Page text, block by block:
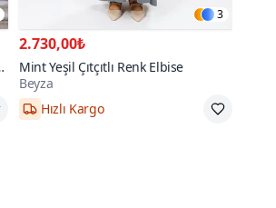
3
2.730,00₺
Mint Yeşil Çıtçıtlı Renk Elbise
Beyza
38,40,42/44,46/48,50
Hızlı Kargo